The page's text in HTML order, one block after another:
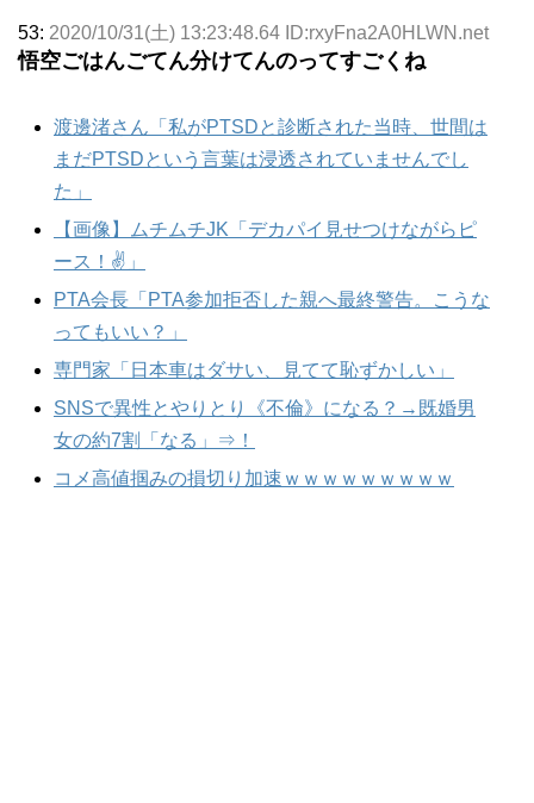
53: 2020/10/31(土) 13:23:48.64 ID:rxyFna2A0HLWN.net
悟空ごはんごてん分けてんのってすごくね
渡邊渚さん「私がPTSDと診断された当時、世間は
まだPTSDという言葉は浸透されていませんでし
た」
【画像】ムチムチJK「デカパイ見せつけながらピ
ース！✌」
PTA会長「PTA参加拒否した親へ最終警告。こうな
ってもいい？」
専門家「日本車はダサい、見てて恥ずかしい」
SNSで異性とやりとり《不倫》になる？→既婚男
女の約7割「なる」⇒！
コメ高値掴みの損切り加速ｗｗｗｗｗｗｗｗｗ